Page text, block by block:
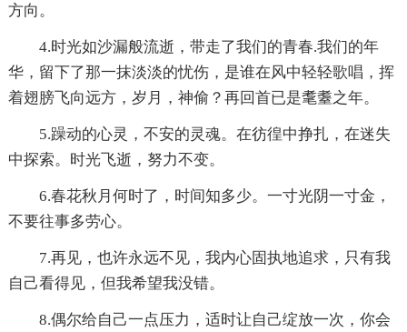
方向。
4.时光如沙漏般流逝，带走了我们的青春.我们的年
华，留下了那一抹淡淡的忧伤，是谁在风中轻轻歌唱，挥
着翅膀飞向远方，岁月，神偷？再回首已是耄耋之年。
5.躁动的心灵，不安的灵魂。在彷徨中挣扎，在迷失
中探索。时光飞逝，努力不变。
6.春花秋月何时了，时间知多少。一寸光阴一寸金，
不要往事多劳心。
7.再见，也许永远不见，我内心固执地追求，只有我
自己看得见，但我希望我没错。
8.偶尔给自己一点压力，适时让自己绽放一次，你会